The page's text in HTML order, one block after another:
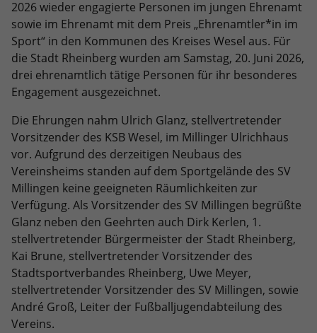
2026 wieder engagierte Personen im jungen Ehrenamt
sowie im Ehrenamt mit dem Preis „Ehrenamtler*in im
Sport“ in den Kommunen des Kreises Wesel aus. Für
die Stadt Rheinberg wurden am Samstag, 20. Juni 2026,
drei ehrenamtlich tätige Personen für ihr besonderes
Engagement ausgezeichnet.
Die Ehrungen nahm Ulrich Glanz, stellvertretender
Vorsitzender des KSB Wesel, im Millinger Ulrichhaus
vor. Aufgrund des derzeitigen Neubaus des
Vereinsheims standen auf dem Sportgelände des SV
Millingen keine geeigneten Räumlichkeiten zur
Verfügung. Als Vorsitzender des SV Millingen begrüßte
Glanz neben den Geehrten auch Dirk Kerlen, 1.
stellvertretender Bürgermeister der Stadt Rheinberg,
Kai Brune, stellvertretender Vorsitzender des
Stadtsportverbandes Rheinberg, Uwe Meyer,
stellvertretender Vorsitzender des SV Millingen, sowie
André Groß, Leiter der Fußballjugendabteilung des
Vereins.
Zweck
Dieses Cookie ist ein Standard-Session-
Cookie von TYPO3. Es speichert im Falle
eines Benutzer-Logins die Session-ID.
So kann der eingeloggte Benutzer
wiedererkannt werden und es wird ihm
Zugang zu geschützten Bereichen
gewährt.
Zweck
Kampagnendaten zu berechnen und
die Nutzung der Website für den
Analysebericht der Website zu
verfolgen. Die Cookies speichern
Informationen anonym und weisen eine
randoly generierte Nummer zu, um
Name _gid
Anbieter Google Analytics
Laufzeit 1 Tag
Zweck
Dieses Cookie wird von Google Analytics
installiert. Das Cookie wird verwendet,
um Informationen darüber zu
speichern, wie Besucher eine Website
nutzen, und hilft bei der Erstellung
Anbieter Google LLC
Laufzeit 6 Monate
Zweck
Das NID-Cookie enthält eine eindeutige
ID, über die Google Ihre bevorzugten
Einstellungen und andere
Informationen speichert, insbesondere
Ihre bevorzugte Sprache (z. B. Deutsch),
wie viele Suchergebnisse pro Seite
angezeigt werden sollen (z. B. 10 oder
20) und ob der Google SafeSearch-Filter
aktiviert sein soll.
Externe Inhalte
Wir verwenden auf unserer Website externe Inhalte, um
Ihnen zusätzliche Informationen anzubieten.